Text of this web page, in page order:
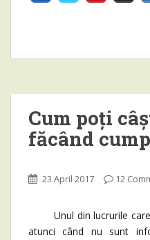
Cum poți
făcând
23 April 2017 12
Unul din lucrurile care
atunci când nu sunt